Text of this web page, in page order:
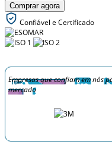
Comprar agora
Confiável e Certificado
Empresas que confiam em nós
mercado